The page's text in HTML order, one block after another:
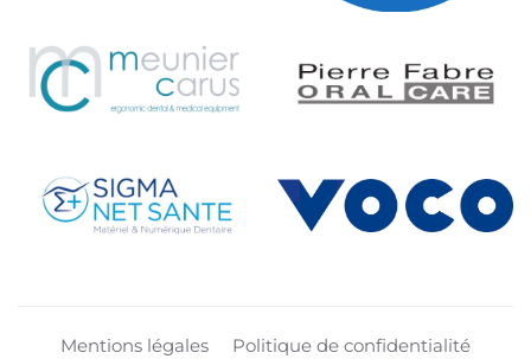
Mentions légales Politique de confidentialité